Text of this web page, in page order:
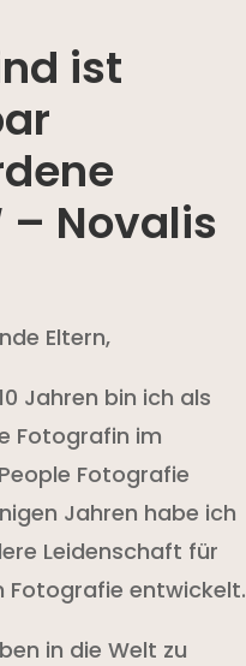
ist
– Novalis
Eltern,
Jahren bin ich als
Fotografin im
Fotografie
Jahren habe ich
Leidenschaft für
Fotografie entwickelt.
in die Welt zu